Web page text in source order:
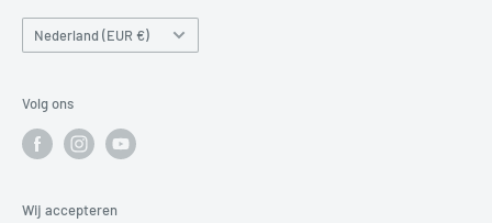
Land/regio
Nederland (EUR €)
Volg ons
Wij accepteren